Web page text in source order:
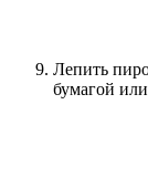
Лепить
бумагой